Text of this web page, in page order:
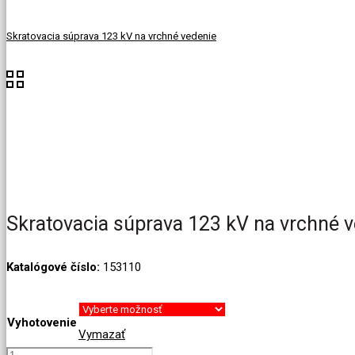
Skratovacia súprava 123 kV na vrchné vedenie
Skratovacia súprava 123 kV na vrchné
Katalógové číslo: 153110
Vyhotovenie
Vymazať